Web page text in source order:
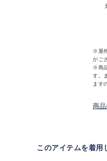
※屋
がご
※商
す。
ます
商
このアイテムを着用